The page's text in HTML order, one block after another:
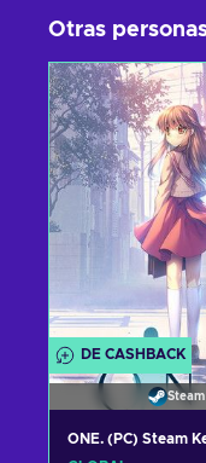
Otras
DE CASHBACK
Steam
ONE. (PC) Steam